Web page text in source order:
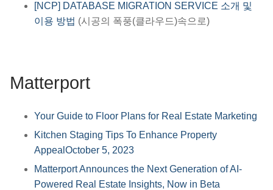
[NCP] DATABASE MIGRATION SERVICE 소개 및
이용 방법 (시공의 폭풍(클라우드)속으로)
Matterport
Your Guide to Floor Plans for Real Estate Marketing
Kitchen Staging Tips To Enhance Property
AppealOctober 5, 2023
Matterport Announces the Next Generation of AI-
Powered Real Estate Insights, Now in Beta